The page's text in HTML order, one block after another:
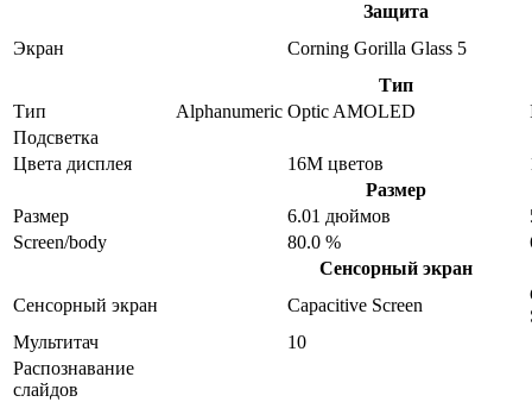
Защита
Экран
Corning Gorilla Glass 5
Тип
Тип
Alphanumeric Optic AMOLED
Подсветка
Цвета дисплея
16M цветов
Размер
Размер
6.01 дюймов
Screen/body
80.0 %
Сенсорный экран
Сенсорный экран
Capacitive Screen
Мультитач
10
Распознавание
слайдов